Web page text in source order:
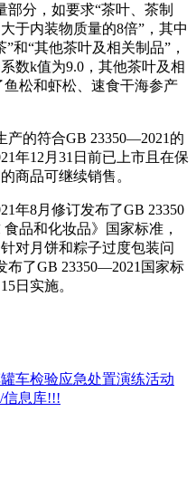
分，如要求“茶叶、茶制
于内装物质量的8倍”，其中
和“其他茶叶及相关制品”，
数k值为9.0，其他茶叶及相
松和虾松、速食干海参产
产的符合GB 23350—2021的
年12月31日前已上市且在保
商品可继续销售。
年8月修订发布了GB 23350
品和化妆品》国家标准，
对月饼和粽子过度包装问
布了GB 23350—2021国家标
日实施。
车检验应急处置演练活动
信息库!!!